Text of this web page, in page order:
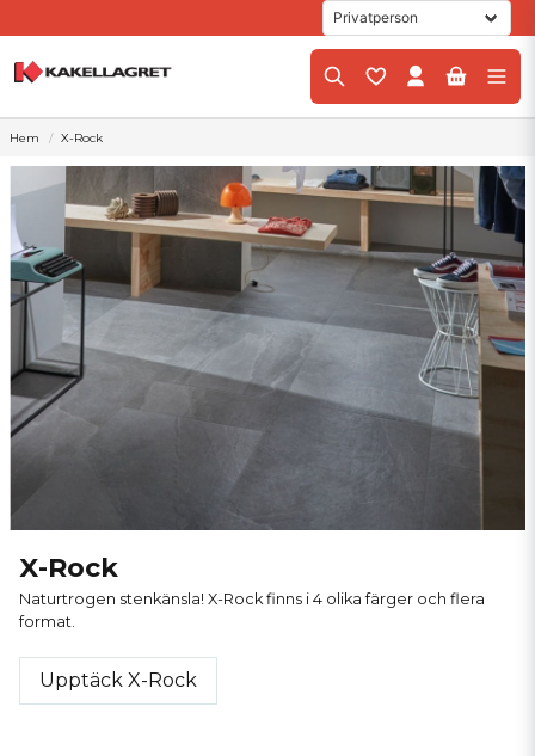
Hem X-Rock
X-Rock
Naturtrogen stenkänsla! X-Rock finns i 4 olika färger och flera
format.
Upptäck X-Rock